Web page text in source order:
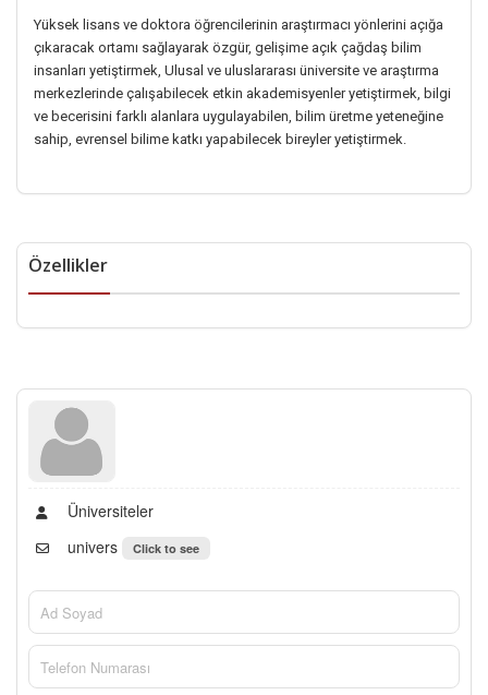
Yüksek lisans ve doktora öğrencilerinin araştırmacı yönlerini açığa
çıkaracak ortamı sağlayarak özgür, gelişime açık çağdaş bilim
insanları yetiştirmek, Ulusal ve uluslararası üniversite ve araştırma
merkezlerinde çalışabilecek etkin akademisyenler yetiştirmek, bilgi
ve becerisini farklı alanlara uygulayabilen, bilim üretme yeteneğine
sahip, evrensel bilime katkı yapabilecek bireyler yetiştirmek.
Özellikler
Üniversiteler
univers
Click to see